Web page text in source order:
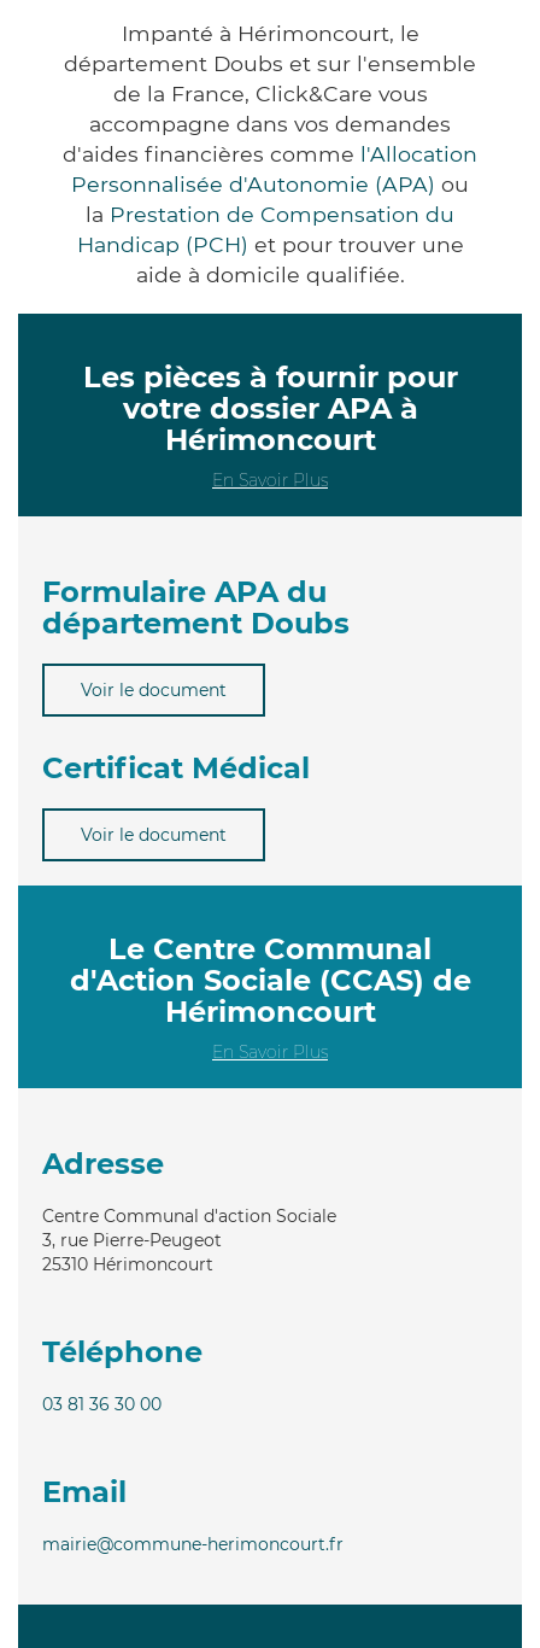
Impanté à Hérimoncourt, le
département Doubs et sur l'ensemble
de la France, Click&Care vous
accompagne dans vos demandes
d'aides financières comme l'Allocation
Personnalisée d'Autonomie (APA) ou
la Prestation de Compensation du
Handicap (PCH) et pour trouver une
aide à domicile qualifiée.
Les pièces à fournir pour
votre dossier APA à
Hérimoncourt
En Savoir Plus
Formulaire APA du
département Doubs
Voir le document
Certificat Médical
Voir le document
Le Centre Communal
d'Action Sociale (CCAS) de
Hérimoncourt
En Savoir Plus
Adresse
Centre Communal d'action Sociale
3, rue Pierre-Peugeot
25310 Hérimoncourt
Téléphone
03 81 36 30 00
Email
mairie@commune-herimoncourt.fr